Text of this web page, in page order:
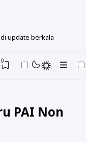
update berkala
0
PAI Non